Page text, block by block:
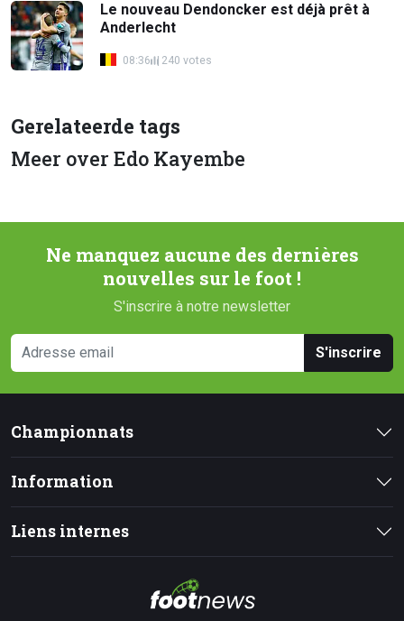
Le nouveau Dendoncker est déjà prêt à
Anderlecht
08:36 240 votes
Gerelateerde tags
Meer over Edo Kayembe
Ne manquez aucune des dernières
nouvelles sur le foot !
S'inscrire à notre newsletter
S'inscrire
Championnats
Information
Liens internes